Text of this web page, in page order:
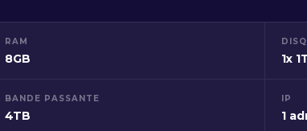
RAM
8GB 1x
BANDE PASSANTE
4TB
IP
1